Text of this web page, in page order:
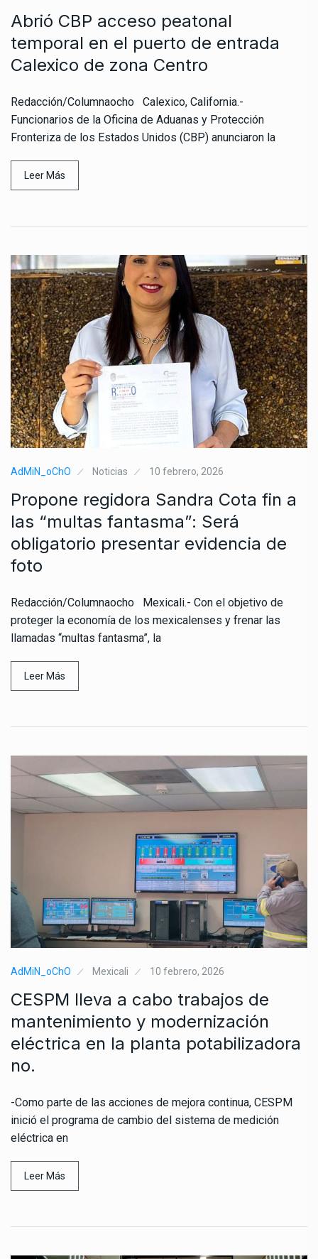
Abrió CBP acceso peatonal
temporal en el puerto de entrada
Calexico de zona Centro
Redacción/Columnaocho Calexico, California.-
Funcionarios de la Oficina de Aduanas y Protección
Fronteriza de los Estados Unidos (CBP) anunciaron la
Leer Más
AdMiN_oChO Noticias 10 febrero, 2026
Propone regidora Sandra Cota fin a
las “multas fantasma”: Será
obligatorio presentar evidencia de
foto
Redacción/Columnaocho Mexicali.- Con el objetivo de
proteger la economía de los mexicalenses y frenar las
llamadas “multas fantasma”, la
Leer Más
AdMiN_oChO Mexicali 10 febrero, 2026
CESPM lleva a cabo trabajos de
mantenimiento y modernización
eléctrica en la planta potabilizadora
no.
-Como parte de las acciones de mejora continua, CESPM
inició el programa de cambio del sistema de medición
eléctrica en
Leer Más